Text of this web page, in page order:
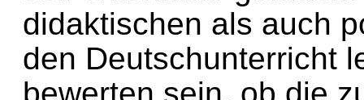
didaktischen als auch
den Deutschunterricht